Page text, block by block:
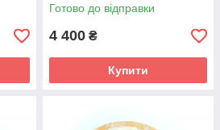
Готово до відправки
4 400 ₴
Купити